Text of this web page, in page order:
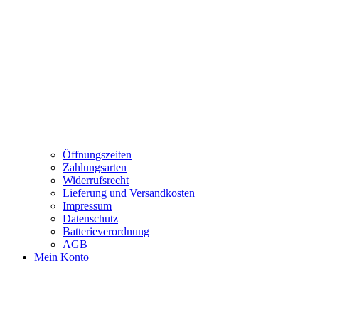
Öffnungszeiten
Zahlungsarten
Widerrufsrecht
Lieferung und Versandkosten
Impressum
Datenschutz
Batterieverordnung
AGB
Mein Konto